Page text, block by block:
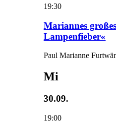
19:30
Mariannes
Lampenfieber«
Paul Marianne
Mi
30.09.
19:00